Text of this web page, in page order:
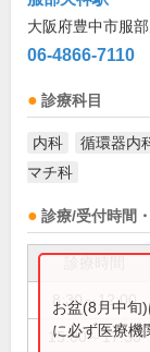
大阪府豊中市服
06-4866-7110
診療科目
内科 循環器内
マチ科
診療/受付時間
8:30～12:00
15:00～17:30
お盆(8月中旬
に必ず医療機